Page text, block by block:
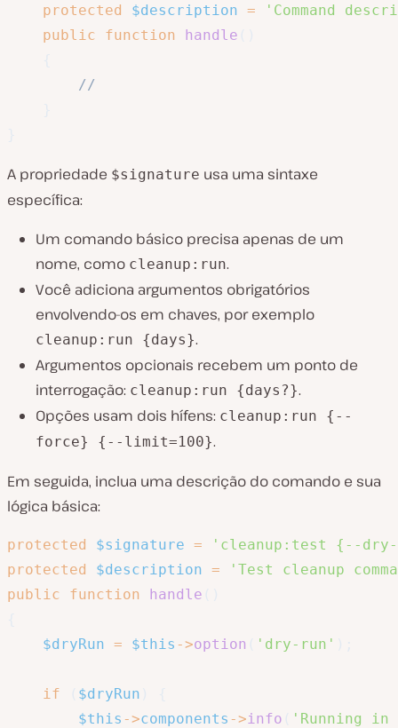
protected
$description =
'Command
public
function handle
//
A propriedade $signature usa uma sintaxe
específica:
Um comando básico precisa apenas de um
nome, como cleanup:run.
Você adiciona argumentos obrigatórios
envolvendo-os em chaves, por exemplo
cleanup:run {days}.
Argumentos opcionais recebem um ponto de
interrogação: cleanup:run {days?}.
Opções usam dois hífens: cleanup:run {--
force} {--limit=100}.
Em seguida, inclua uma descrição do comando e sua
lógica básica:
protected $signature =
'cleanup:test {--dry-
protected
$description =
'Test cleanup
public
function handle
$dryRun = $this ->option 'dry-run'
if $dryRun
$this ->components ->info
'Running in